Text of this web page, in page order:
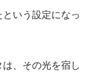
という設定になっ
、その光を宿し